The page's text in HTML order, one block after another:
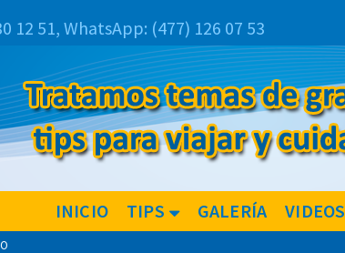
12 51,WhatsApp: (477) 126 07 53
INICIO TIPS GALERÍA VIDEOS